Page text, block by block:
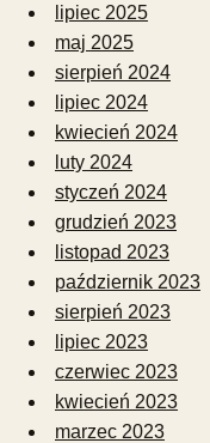
lipiec 2025
maj 2025
sierpień 2024
lipiec 2024
kwiecień 2024
luty 2024
styczeń 2024
grudzień 2023
listopad 2023
październik 2023
sierpień 2023
lipiec 2023
czerwiec 2023
kwiecień 2023
marzec 2023